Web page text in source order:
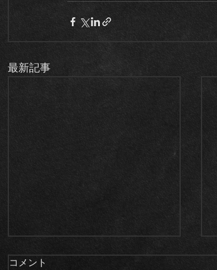
最新記事
コメント